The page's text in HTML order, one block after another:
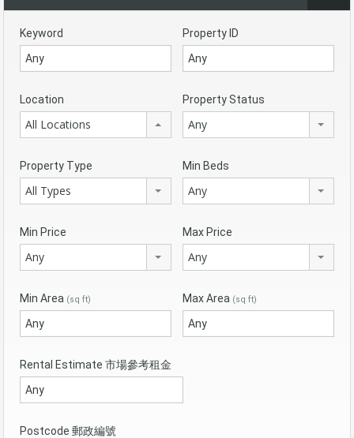
Keyword Property ID
Location
All Locations
Property Status
Any
Property Type
All Types
Min Beds
Any
Min Price
Any
Max Price
Any
Min Area (sq ft) Max Area (sq ft)
Rental Estimate 市場參考租金
Postcode 郵政編號